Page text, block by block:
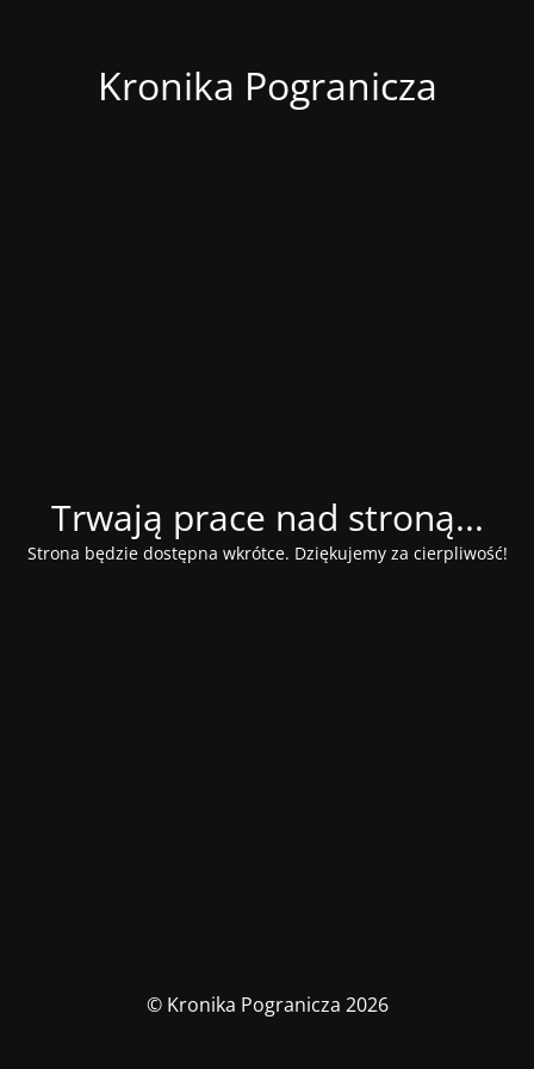
Kronika Pogranicza
Trwają prace nad stroną...
Strona będzie dostępna wkrótce. Dziękujemy za cierpliwość!
© Kronika Pogranicza 2026